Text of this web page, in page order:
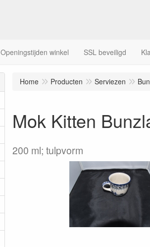
Openingstijden winkel SSL beveiligd
Home Producten Serviezen
Mok Kitten
200 ml; tulpvorm